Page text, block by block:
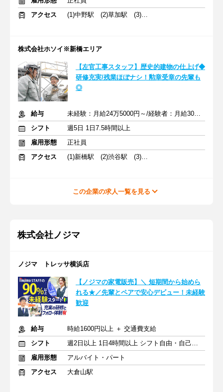
アクセス
(1)中野駅 (2)草加駅 (3)南越谷駅
株式会社ホソイ※新橋エリア
【左官工事スタッフ】歴史的建物の仕上げ◆
研修充実/残業ほぼナシ！勲章受章の先輩も
◎
給与
未経験：月給24万5000円～/経験者：月給30万8000円～ ※手当あり
シフト
週5日 1日7.5時間以上
雇用形態
正社員
アクセス
(1)新橋駅 (2)渋谷駅 (3)赤羽駅
この企業の求人一覧を見る
株式会社ノジマ
ノジマ トレッサ横浜店
【ノジマの家電販売】＼ 短期間から始めら
れる★／先輩とペアで安心デビュー！未経験
歓迎
給与
時給1600円以上 ＋ 交通費支給
シフト
週2日以上 1日4時間以上 シフト自由・自己申告
雇用形態
アルバイト・パート
アクセス
大倉山駅